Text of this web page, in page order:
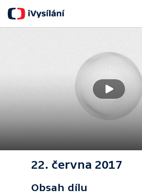
22. června 2017
Obsah dílu